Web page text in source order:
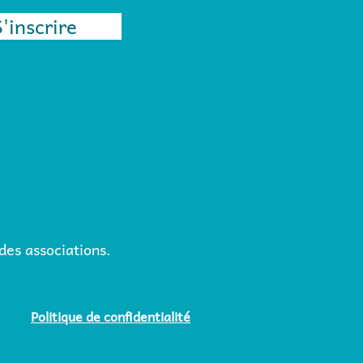
associations.
Politique de confidentialité